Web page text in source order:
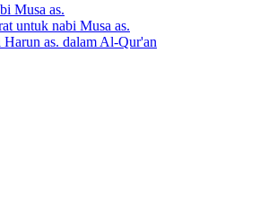
Musa as.
untuk nabi Musa as.
as. dalam Al-Qur'an